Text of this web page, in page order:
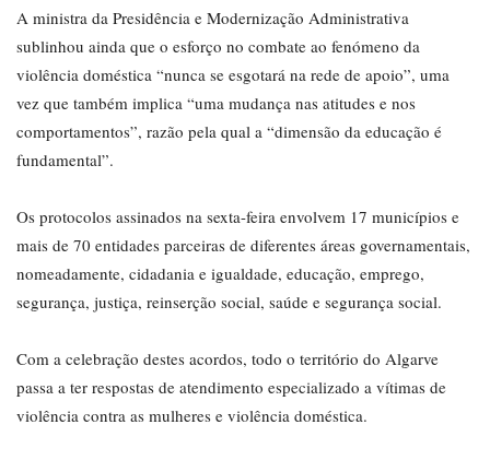
A ministra da Presidência e Modernização Administrativa
sublinhou ainda que o esforço no combate ao fenómeno da
violência doméstica “nunca se esgotará na rede de apoio”, uma
vez que também implica “uma mudança nas atitudes e nos
comportamentos”, razão pela qual a “dimensão da educação é
fundamental”.
Os protocolos assinados na sexta-feira envolvem 17 municípios e
mais de 70 entidades parceiras de diferentes áreas governamentais,
nomeadamente, cidadania e igualdade, educação, emprego,
segurança, justiça, reinserção social, saúde e segurança social.
Com a celebração destes acordos, todo o território do Algarve
passa a ter respostas de atendimento especializado a vítimas de
violência contra as mulheres e violência doméstica.